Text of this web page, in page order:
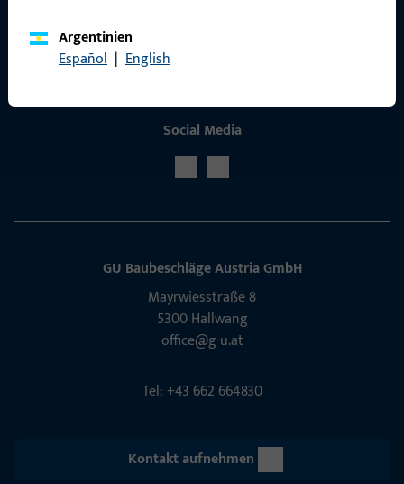
Argentinien
Español | English
Social Media
GU Baubeschläge Aus­tria GmbH
Mayrwies­straße 8
5300 Hall­wang
office@g-u.at
Tel: +43 662 664830
Kontakt aufnehmen